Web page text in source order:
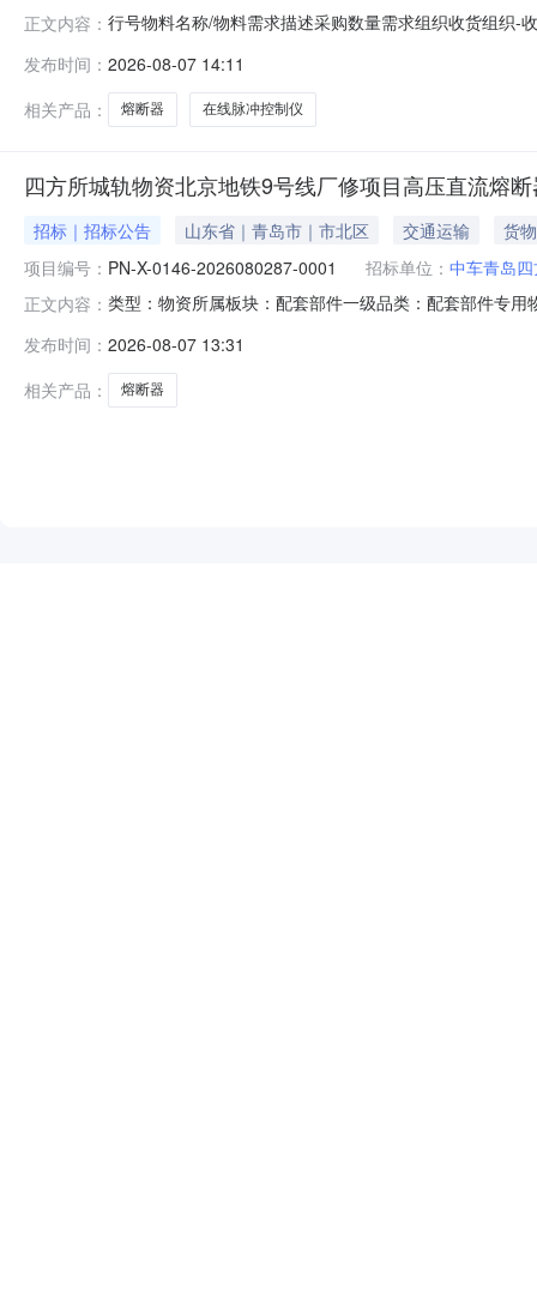
正文内容： 行号物料名称/物料需求描述采购数量需求组织收货组织-
源厦钨新能源厦门厦钨新能源材料股份有限公司（西门/
发布时间： 2026-08-07 14:11
相关产品：
熔断器 在线脉冲控制仪
四方所城轨物资北京地铁9号线厂修项目高压直流熔
招标｜招标公告 山东省｜青岛市｜市北区 交通运输
货物
项目编号： PN-X-0146-2026080287-0001 招标单位： 中车青岛
正文内容： 类型：物资所属板块：配套部件一级品类：配套部件专
目已具备采购条件，现对【四方所城轨物资北京地铁9号
1.采购分类：【物资】
发布时间： 2026-08-07 13:31
相关产品：
熔断器